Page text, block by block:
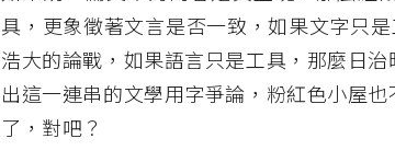
具，更象徵著文言是否一致，如果文字只
浩大的論戰，如果語言只是工具，那麼日
出這一連串的文學用字爭論，粉紅色小屋
了，對吧？